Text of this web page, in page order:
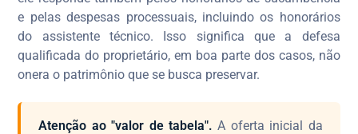
e pelas despesas processuais, incluindo os honorários
do assistente técnico. Isso significa que a defesa
qualificada do proprietário, em boa parte dos casos, não
onera o patrimônio que se busca preservar.
Atenção ao "valor de tabela". A oferta inicial da